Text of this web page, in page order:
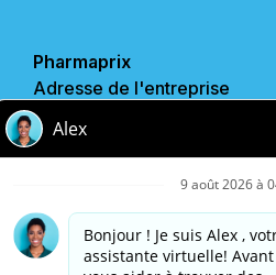
Pharmaprix
Adresse de l'entreprise
243 Consumers Road
Toronto, ON
Politique de confidentialité
Avis légal